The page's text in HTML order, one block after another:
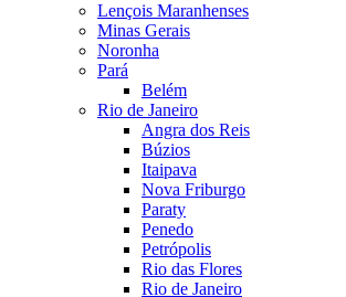
Lençois Maranhenses
Minas Gerais
Noronha
Pará
Belém
Rio de Janeiro
Angra dos Reis
Búzios
Itaipava
Nova Friburgo
Paraty
Penedo
Petrópolis
Rio das Flores
Rio de Janeiro